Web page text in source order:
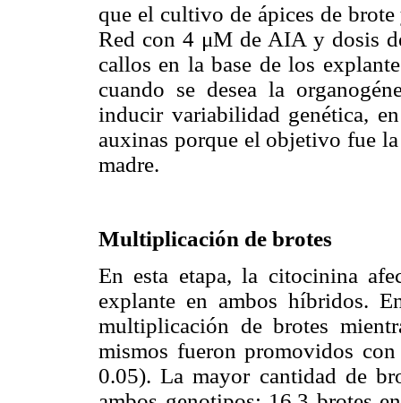
que el cultivo de ápices de
Red con 4 μM de AIA y dosis
callos en la base de los
cuando se desea la
inducir variabilidad genética,
auxinas porque el objetivo fue
madre.
Multiplicación de brotes
En esta etapa, la citocinina
explante en ambos híbridos.
multiplicación de brotes
mismos fueron promovidos
0.05). La mayor cantidad de